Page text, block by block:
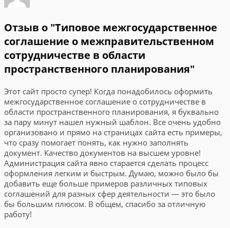
Отзыв о "Типовое межгосударственное
соглашение о межправительственном
сотрудничестве в области
пространственного планирования"
Этот сайт просто супер! Когда понадобилось оформить
межгосударственное соглашение о сотрудничестве в
области пространственного планирования, я буквально
за пару минут нашел нужный шаблон. Все очень удобно
организовано и прямо на страницах сайта есть примеры,
что сразу помогает понять, как нужно заполнять
документ. Качество документов на высшем уровне!
Администрация сайта явно старается сделать процесс
оформления легким и быстрым. Думаю, можно было бы
добавить еще больше примеров различных типовых
соглашений для разных сфер деятельности — это было
бы большим плюсом. В общем, спасибо за отличную
работу!